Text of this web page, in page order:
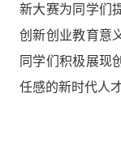
新大赛为同学们
创新创业教育意
同学们积极展现
任感的新时代人才